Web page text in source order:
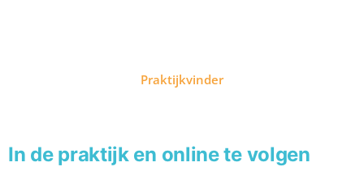
Praktijkvinder
In de praktijk en online te volgen